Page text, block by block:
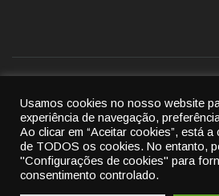
Política de privacidade|
© 2022 União das freguesias de
All rights
By
Cubic
Usamos cookies no nosso website
experiência de navegação,
Ao clicar em “Aceitar cookies”, está
de TODOS os cookies. No entanto,
"Configurações de cookies" para
consentimento controlado.